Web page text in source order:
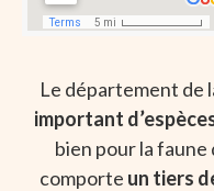
Le département de
important
bien pour la faune
comporte un tiers